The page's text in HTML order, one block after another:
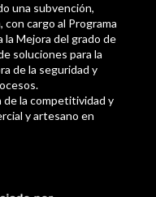
una subvención,
con cargo al Programa
la Mejora del grado de
soluciones para la
de la seguridad y
de la competitividad y
y artesano en